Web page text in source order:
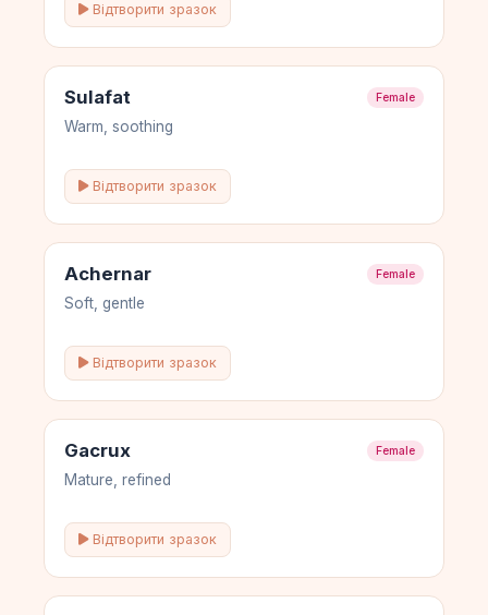
Відтворити зразок
Sulafat Female
Warm, soothing
Відтворити зразок
Achernar Female
Soft, gentle
Відтворити зразок
Gacrux Female
Mature, refined
Відтворити зразок